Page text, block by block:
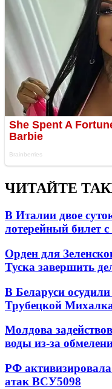
ЧИТАЙТЕ
В Италии двое
лотерейный билет
Орден для
Туска завершить
В Беларуси
Трубецкой
Молдова
воды из-за
РФ
атак ВСУ5098